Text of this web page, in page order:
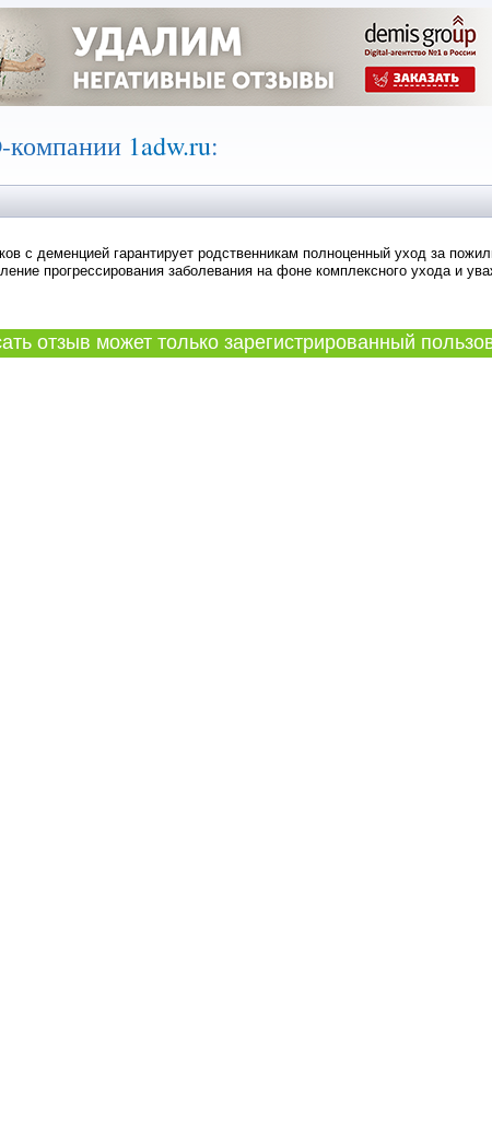
компании 1adw.ru:
с деменцией гарантирует родственникам полноценный уход за
прогрессирования заболевания на фоне комплексного ухода и
отзыв может только зарегистрированный